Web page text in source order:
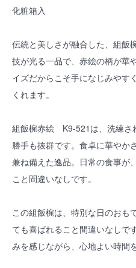
化粧箱入
伝統と美しさが融合した、組
技が光る一品で、赤絵の柄が華
イズだからこそ手になじみやす
くれます。
組飯椀赤絵 K9-521は、洗練さ
勝手も抜群です。食卓に華やか
兼ね備えた逸品。日常の食事が
こと間違いなしです。
この組飯椀は、特別な日のおも
ても喜ばれること間違いなしで
みを感じながら、心地よい時間